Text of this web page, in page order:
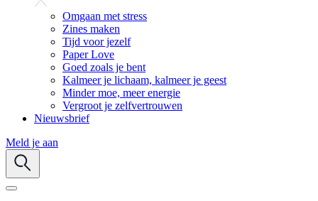
Omgaan met stress
Zines maken
Tijd voor jezelf
Paper Love
Goed zoals je bent
Kalmeer je lichaam, kalmeer je geest
Minder moe, meer energie
Vergroot je zelfvertrouwen
Nieuwsbrief
Meld je aan